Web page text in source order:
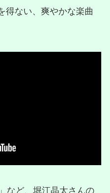
得ない、爽やかな楽曲
など、堀江晶太さんの